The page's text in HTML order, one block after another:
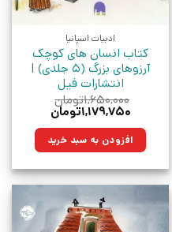
ادبیات اسپانیا
کتاب انسان های کوچک
آرزوهای بزرگ (5 جلدی) |
انتشارات فیل
۱,۶۵۰,۰۰۰تومان
قیمت
۱,۶۵۰,۰۰۰تومان
بود.
۱,۱۷۹,۷۵۰تومان
۱,۱۷۹,۷۵۰تومان.افزودن به سبد خرید